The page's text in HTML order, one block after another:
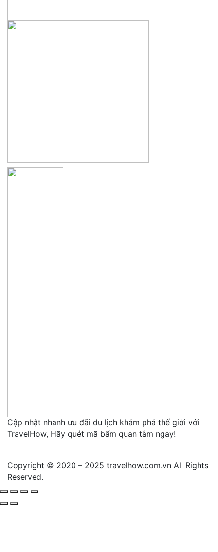
Cập nhật nhanh ưu đãi du lịch khám phá thế giới với
TravelHow, Hãy quét mã bấm quan tâm ngay!
Copyright © 2020 – 2025 travelhow.com.vn All Rights
Reserved.